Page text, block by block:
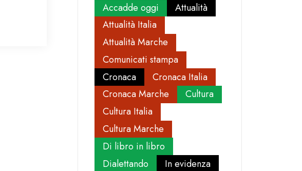
Accadde oggi
Attualità
Attualità Italia
Attualità Marche
Comunicati stampa
Cronaca
Cronaca Italia
Cronaca Marche
Cultura
Cultura Italia
Cultura Marche
Di libro in libro
Dialettando
In evidenza